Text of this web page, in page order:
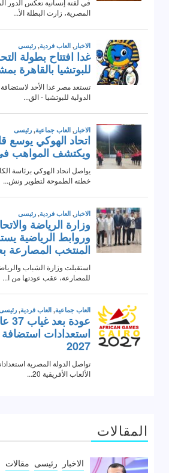
المقالات
الاخبار رئيسى مقالات